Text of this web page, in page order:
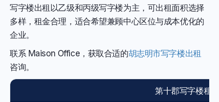
写字楼出租以乙级和丙级写字楼为主，可出租面积选择
多样，租金合理，适合希望兼顾中心区位与成本优化的
企业。
联系 Maison Office，获取合适的胡志明市写字楼出租
咨询。
第十郡写字楼租